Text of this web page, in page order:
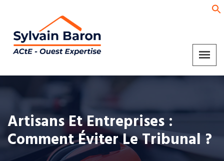
Artisans Et Entreprises :
Comment Éviter Le Tribunal ?